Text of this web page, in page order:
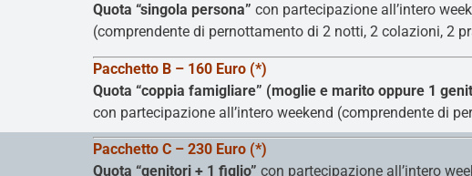
Quota “singola persona” con partecipazione all’intero
(comprendente di pernottamento di 2 notti, 2 colazioni, 2
Pacchetto B – 160 Euro (*)
Quota “coppia famigliare” (moglie e marito oppure 1
con partecipazione all’intero weekend (comprendente di
Pacchetto C – 230 Euro (*)
Quota “genitori + 1 figlio” con partecipazione all’intero